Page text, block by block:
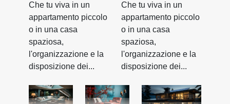
Che tu viva in un
appartamento piccolo
o in una casa
spaziosa,
l'organizzazione e la
disposizione dei...
Che tu viva in un
appartamento piccolo
o in una casa
spaziosa,
l'organizzazione e la
disposizione dei...